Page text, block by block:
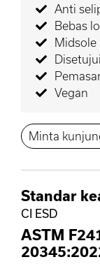
Anti
Bebas
Vegan
Minta
Standar
CI ESD
ASTM